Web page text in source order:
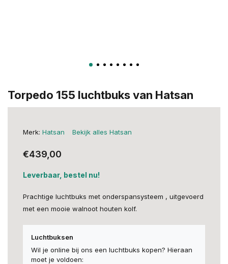
Torpedo 155 luchtbuks van Hatsan
Merk: Hatsan Bekijk alles Hatsan
€439,00
Leverbaar, bestel nu!
Prachtige luchtbuks met onderspansysteem , uitgevoerd
met een mooie walnoot houten kolf.
Luchtbuksen
Wil je online bij ons een luchtbuks kopen? Hieraan
moet je voldoen: